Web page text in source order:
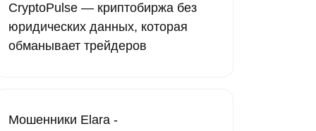
CryptoPulse — криптобиржа без
юридических данных, которая
обманывает трейдеров
Мошенники Elara -